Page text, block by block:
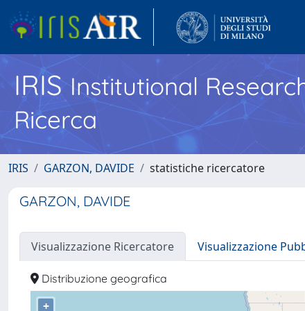
IRISInstitutional
Ricerca
IRIS GARZON, DAVIDE statistiche ricercatore
GARZON, DAVIDE
Visualizzazione Ricercatore Visualizzazione
Distribuzione geografica
+